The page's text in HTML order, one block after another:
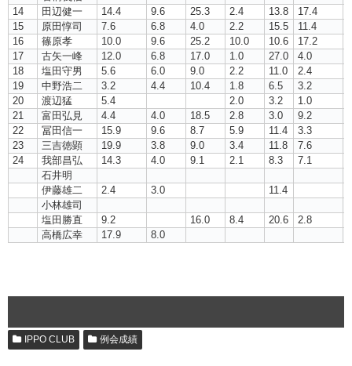
14
田辺健一 14.4 9.6 25.3 2.4 13.8 17.4
15
原田惇司 7.6 6.8 4.0 2.2 15.5 11.4
16
篠原孝 10.0 9.6 25.2 10.0 10.6 17.2
17
古矢一峰 12.0 6.8 17.0 1.0 27.0
4.0
18
塩田守男 5.6 6.0 9.0 2.2 11.0 2.4
19
中野浩二 3.2 4.4 10.4 1.8 6.5 3.2
20
渡辺猛 5.4 2.0 3.2 1.0
21
富田弘見 4.4 4.0 18.5 2.8 3.0 9.2
22
冨田信一 15.9 9.6 8.7 5.9 11.4 3.3
23
三吉徳顕 19.9 3.8 9.0 3.4 11.8 7.6
24
我部昌弘 14.3 4.0 9.1 2.1 8.3 7.1
石井明
伊藤雄二
2.4 3.0
11.4
小林雄司
塩田勝直
9.2 16.0 8.4 20.6 2.8
高橋広幸
17.9 8.0
IPPO CLUB 例会成績